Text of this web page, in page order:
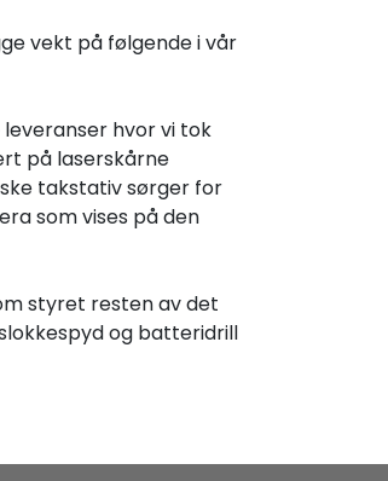
vekt på følgende i vår
hvor vi tok
på laserskårne
takstativ sørger for
som vises på den
styret resten av det
og batteridrill